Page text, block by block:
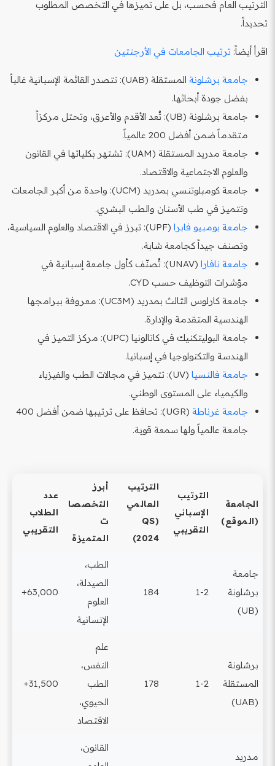
الترتيب العام فحسب، بل على تميزها في التخصص المطلوب
تحديداً.
اقرأ أيضاً: ترتيب الجامعات في الأرجنتين
جامعة برشلونة
المستقلة (UAB): تتصدر القائمة الإسبانية غالباً
بفضل جودة أبحاثها.
جامعة برشلونة (UB): تُعد الأقدم والأعرق، وتحتل مركزاً
متقدماً ضمن أفضل 200 عالمياً.
جامعة مدريد المستقلة (UAM): تشتهر بكلياتها في القانون
والعلوم الاجتماعية والاقتصاد.
جامعة كومبلوتنسي بمدريد (UCM): واحدة من أكبر الجامعات
وتتميز في طب الأسنان والطب البشري.
جامعة بومبيو فابرا
(UPF): تبرز في الاقتصاد والعلوم السياسية،
وتصنف جيداً كجامعة شابة.
جامعة نافارا
(UNAV): تُصنّف كأول جامعة إسبانية في
مؤشرات التوظيف حسب CYD.
جامعة كارلوس الثالث بمدريد (UC3M): معروفة ببرامجها
الهندسية المتقدمة والإدارة.
جامعة البوليتكنيك في كاتالونيا (UPC): مركز التميز في
الهندسة والتكنولوجيا في إسبانيا.
جامعة فالنسيا
(UV): تتميز في مجالات الطب والفيزياء
والكيمياء على المستوى الوطني.
جامعة غرناطة
(UGR): تحافظ على ترتيبها ضمن أفضل 400
جامعة عالمياً ولها سمعة قوية.
الجامعة
(الموقع)
الترتيب
الإسباني
التقريبي
الترتيب
العالمي
(QS
2024)
أبرز
التخصصا
ت
المتميزة
عدد
الطلاب
التقريبي
جامعة
برشلونة
(UB)
1-2
184
الطب،
الصيدلة،
العلوم
الإنسانية
63,000+
برشلونة
المستقلة
(UAB)
1-2
178
علم
النفس،
الطب
الحيوي،
الاقتصاد
31,500+
مدريد
القانون،